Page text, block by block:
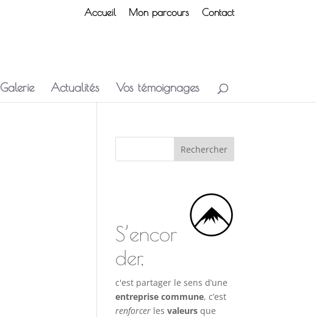
Accueil Mon parcours Contact
Galerie Actualités Vos témoignages
S’encor
der,
c'est partager le sens d’une
entreprise commune, c’est
renforcer lesvaleurs que